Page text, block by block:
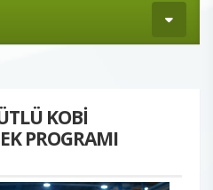
KOBİ
PROGRAMI